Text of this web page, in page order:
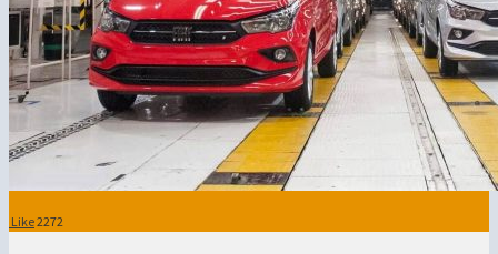
Like2272